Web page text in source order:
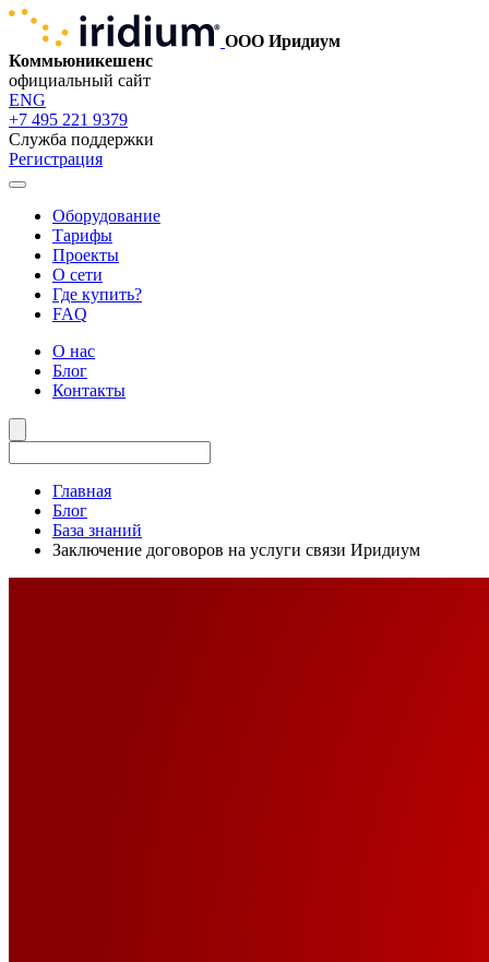
ООО Иридиум
Коммьюникешенс
официальный сайт
ENG
+7 495 221 9379
Служба поддержки
Регистрация
Оборудование
Тарифы
Проекты
О сети
Где купить?
FAQ
О нас
Блог
Контакты
Главная
Блог
База знаний
Заключение договоров на услуги связи Иридиум